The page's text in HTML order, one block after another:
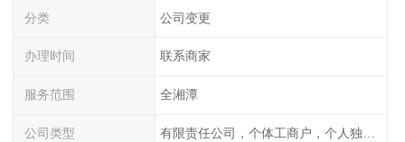
分类 公司变更
办理时间 联系商家
服务范围 全湘潭
公司类型